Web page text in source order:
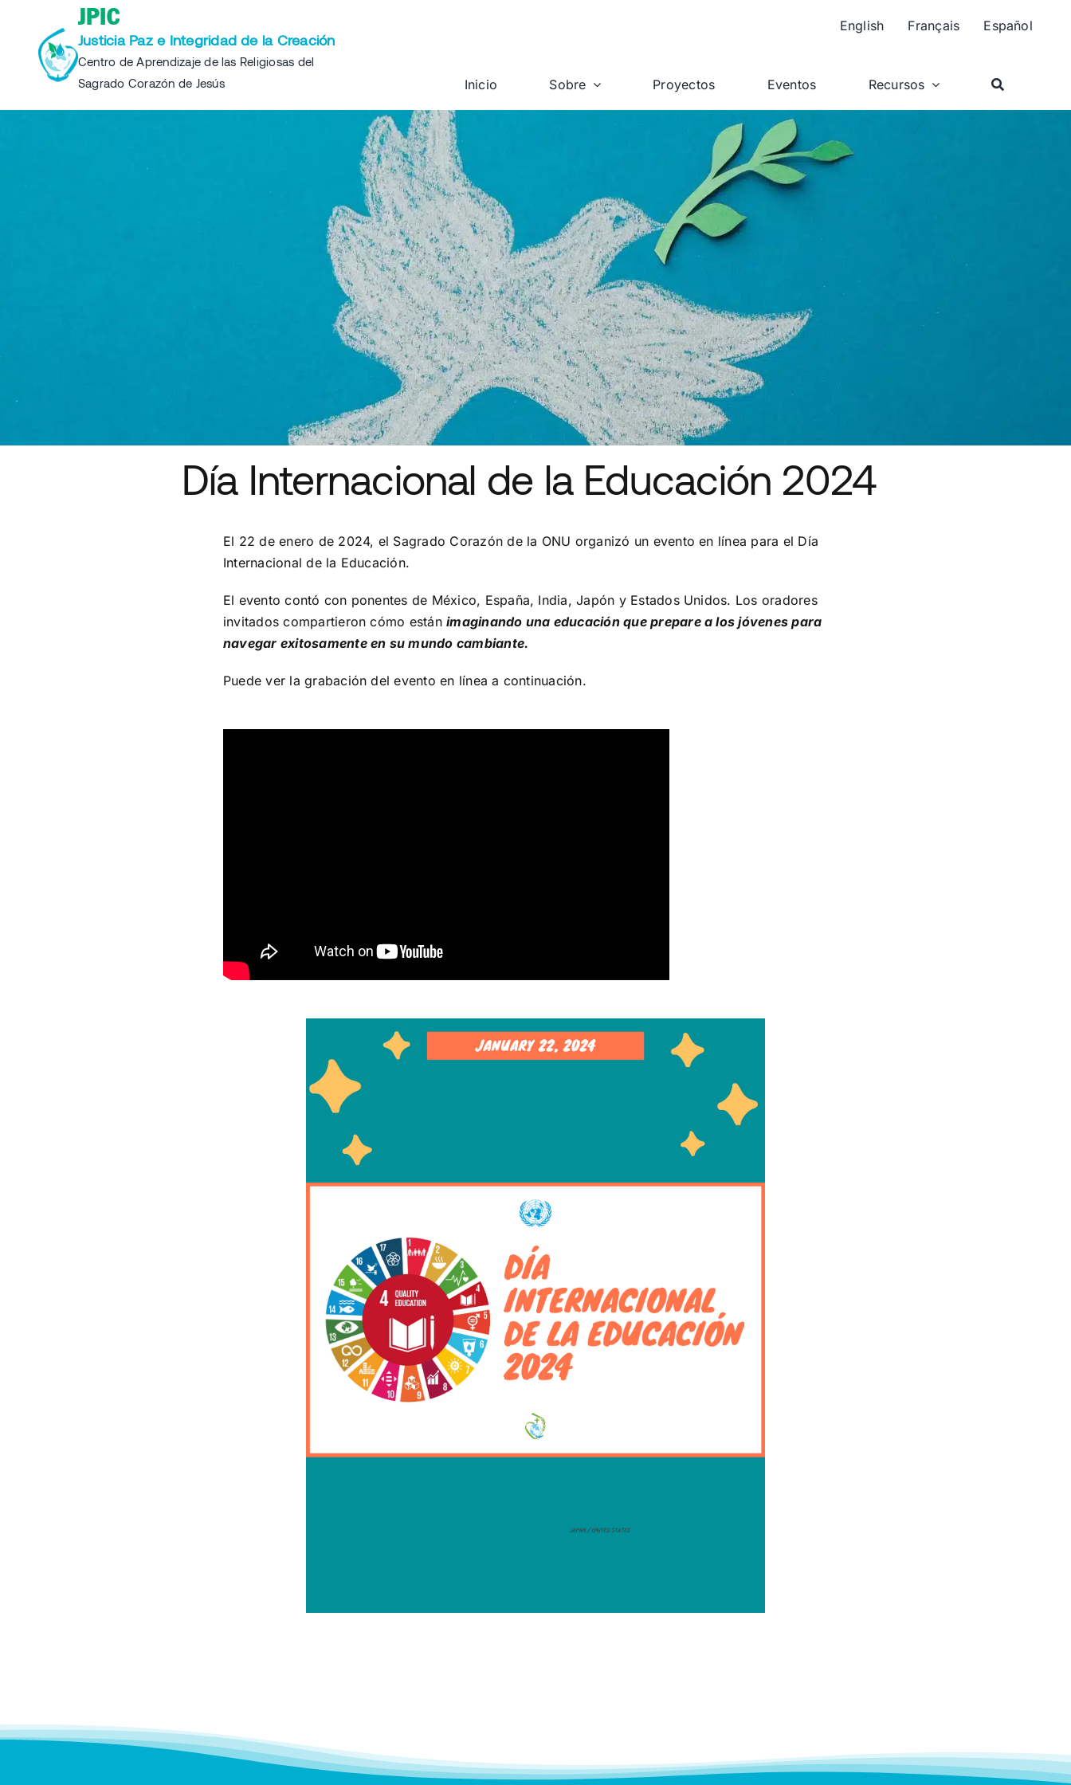
content
JPIC
Justicia Paz e Integridad de la Creación
Centro de Aprendizaje de las Religiosas del
Sagrado Corazón de Jesús
English Français Español
Inicio Sobre Proyectos Eventos Recursos
Día Internacional de la Educación 2024
El 22 de enero de 2024, el Sagrado Corazón de la ONU organizó un evento en línea para el Día
Internacional de la Educación.
El evento contó con ponentes de México, España, India, Japón y Estados Unidos. Los oradores
invitados compartieron cómo estánimaginando una educación que prepare a los jóvenes para
navegar exitosamente en su mundo cambiante.
Puede ver la grabación del evento en línea a continuación.